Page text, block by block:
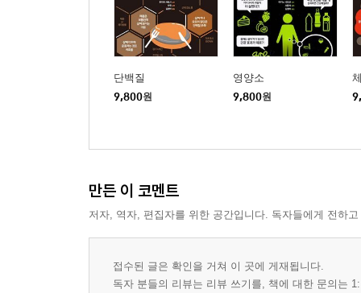
단백질
9,800원
영양소
9,800원
만든 이 코멘트
저자, 역자, 편집자를 위한 공간입니다. 독자들에게 전하
접수된 글은 확인을 거쳐 이 곳에 게재됩니다.
독자 분들의 리뷰는 리뷰 쓰기를, 책에 대한 문의는